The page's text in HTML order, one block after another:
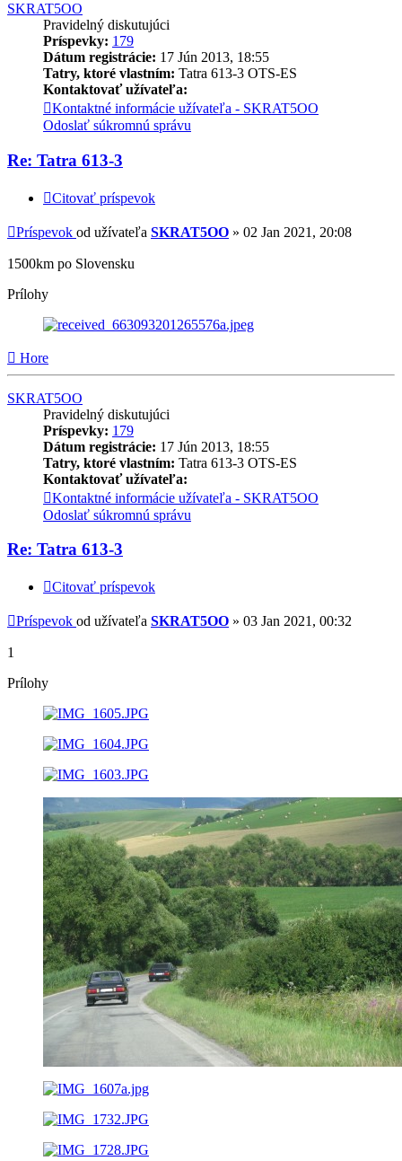
SKRAT5OO
Pravidelný diskutujúci
Príspevky: 179
Dátum registrácie: 17 Jún 2013, 18:55
Tatry, ktoré vlastním: Tatra 613-3 OTS-ES
Kontaktovať užívateľa:
Kontaktné informácie užívateľa - SKRAT5OO
Odoslať súkromnú správu
Re: Tatra 613-3
Citovať príspevok
Príspevok od užívateľa SKRAT5OO » 02 Jan 2021, 20:08
1500km po Slovensku
Prílohy
Hore
SKRAT5OO
Pravidelný diskutujúci
Príspevky: 179
Dátum registrácie: 17 Jún 2013, 18:55
Tatry, ktoré vlastním: Tatra 613-3 OTS-ES
Kontaktovať užívateľa:
Kontaktné informácie užívateľa - SKRAT5OO
Odoslať súkromnú správu
Re: Tatra 613-3
Citovať príspevok
Príspevok od užívateľa SKRAT5OO » 03 Jan 2021, 00:32
1
Prílohy